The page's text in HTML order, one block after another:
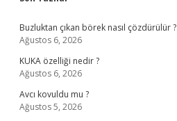
Sidebar
Buzluktan çıkan börek nasıl çözdürülür ?
Ağustos 6, 2026
KUKA özelliği nedir ?
Ağustos 6, 2026
Avcı kovuldu mu ?
Ağustos 5, 2026